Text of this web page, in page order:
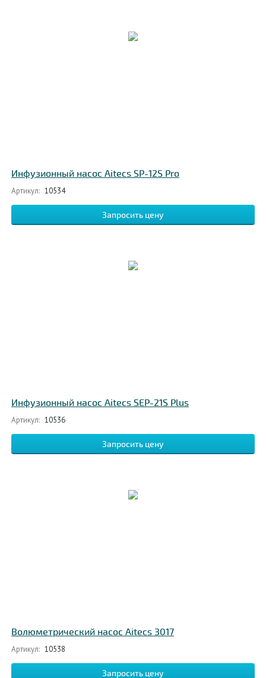
Инфузионный насос Aitecs SP-12S Pro
Артикул: 10534
Запросить цену
Инфузионный насос Aitecs SEP-21S Plus
Артикул: 10536
Запросить цену
Волюметрический насос Aitecs 3017
Артикул: 10538
Запросить цену